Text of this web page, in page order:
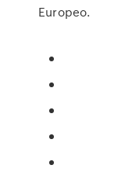
Europeo.